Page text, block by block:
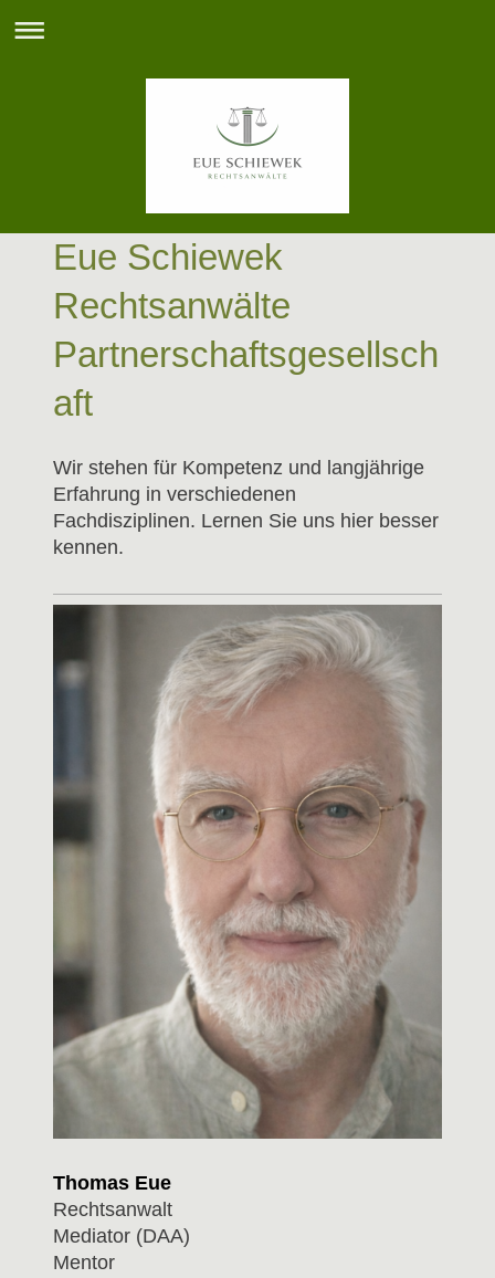
Eue Schiewek
Rechtsanwälte
Partnerschaftsgesellsch
aft
Wir stehen für Kompetenz und langjährige
Erfahrung in verschiedenen
Fachdisziplinen. Lernen Sie uns hier besser
kennen.
Thomas Eue
Rechtsanwalt
Mediator (DAA)
Mentor